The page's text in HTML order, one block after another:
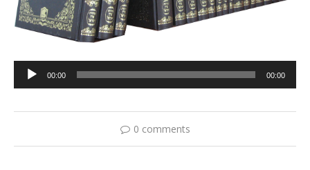
Lecteur
audio
00:00 00:00
0 comments